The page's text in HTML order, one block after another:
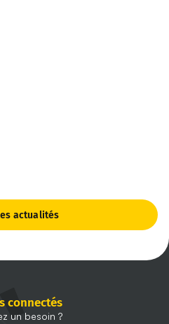
actualités
connectés
un besoin ?